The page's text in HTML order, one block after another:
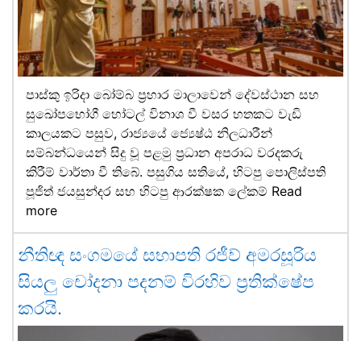
පාස්කු ඉරිදා බෝම්බ ප්‍රහාර මාලාවෙන් දේවස්ථාන සහ
සුඛෝපභෝගී හෝටල් විනාශ වී වසර හතකට වැඩි
කාලයකට පසුව, රාජ්‍යයේ ජ්‍යෙෂ්ඨ නිලධාරීන්
සම්බන්ධයෙන් සිදු වූ පළමු ප්‍රධාන අපරාධ වරදකරු
කිරීම් වාර්තා වී තිබේ. පසුගිය සතියේ, හිටපු පොලිස්පති
පූජිත් ජයසුන්දර සහ හිටපු ආරක්ෂක ලේකම් Read
more
නීතිඥ සංගමයේ සභාපති රජීව් අමරසූරිය
සියලු චෝදනා පදනම් විරහිව ප්‍රතික්ෂේප
කරයි.